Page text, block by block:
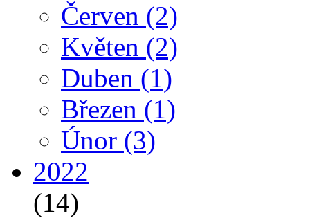
Červen (2)
Květen (2)
Duben (1)
Březen (1)
Únor (3)
2022
(14)